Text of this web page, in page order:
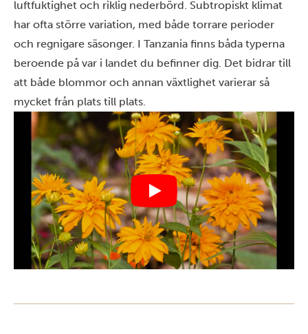
luftfuktighet och riklig nederbörd. Subtropiskt klimat
har ofta större variation, med både torrare perioder
och regnigare säsonger. I Tanzania finns båda typerna
beroende på var i landet du befinner dig. Det bidrar till
att både blommor och annan växtlighet varierar så
mycket från plats till plats.